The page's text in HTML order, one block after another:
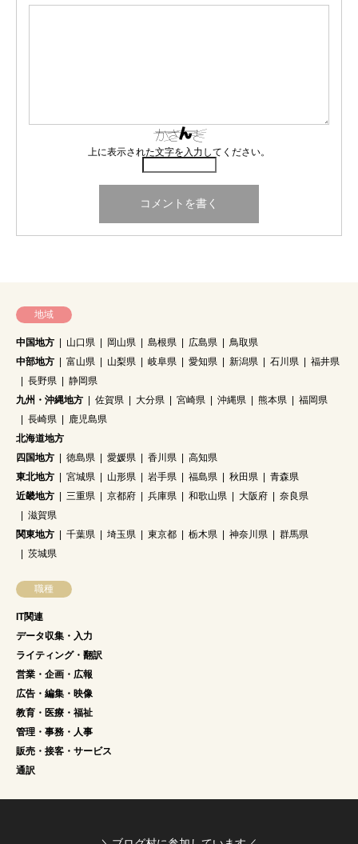
上に表示された文字を入力してください。
地域
中国地方 山口県 岡山県 島根県 広島県
鳥取県
中部地方
富山県 山梨県 岐阜県 愛知県 新潟県 石川県
福井県
長野県
静岡県
九州・沖縄地方
佐賀県 大分県 宮崎県 沖縄県 熊本県
福岡県
長崎県
鹿児島県
北海道地方
四国地方
徳島県 愛媛県 香川県
高知県
東北地方
宮城県 山形県 岩手県 福島県 秋田県
青森県
近畿地方
三重県 京都府 兵庫県 和歌山県 大阪府
奈良県
滋賀県
関東地方
千葉県 埼玉県 東京都 栃木県 神奈川県
群馬県
茨城県
職種
IT関連
データ収集・入力
ライティング・翻訳
営業・企画・広報
広告・編集・映像
教育・医療・福祉
管理・事務・人事
販売・接客・サービス
通訳